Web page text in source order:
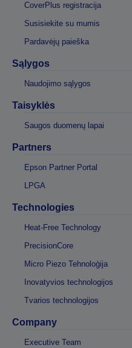
CoverPlus registracija
Susisiekite su mumis
Pardavėjų paieška
Sąlygos
Naudojimo sąlygos
Taisyklės
Saugos duomenų lapai
Partners
Epson Partner Portal
LPGA
Technologies
Heat-Free Technology
PrecisionCore
Micro Piezo Tehnoloģija
Inovatyvios technologijos
Tvarios technologijos
Company
Executive Team